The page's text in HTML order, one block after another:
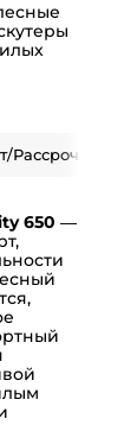
Рассрочка
650 —